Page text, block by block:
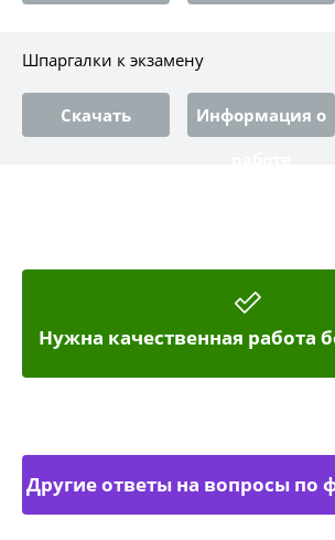
Шпаргалки к экзамену
Скачать
Информация о
Нужна качественная работа
Другие ответы на вопросы по